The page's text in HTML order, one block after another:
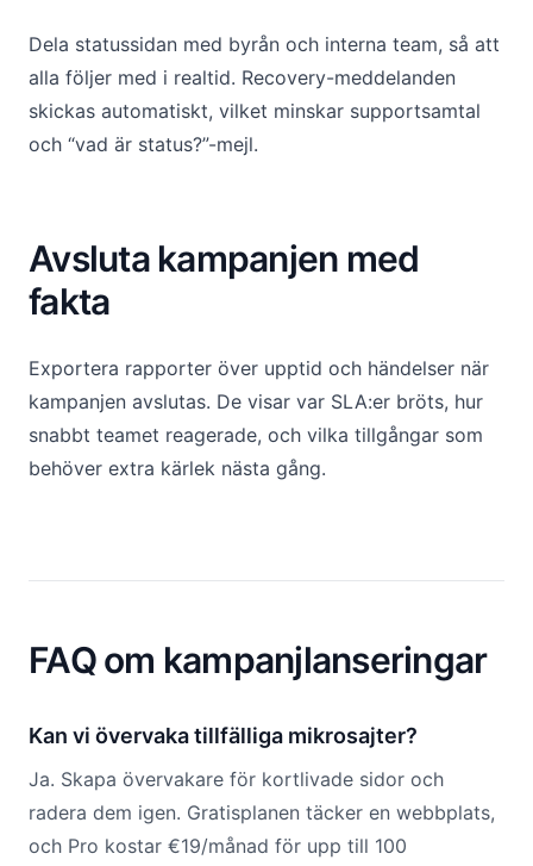
Dela statussidan med byrån och interna team, så att
alla följer med i realtid. Recovery-meddelanden
skickas automatiskt, vilket minskar supportsamtal
och “vad är status?”-mejl.
Avsluta kampanjen med
fakta
Exportera rapporter över upptid och händelser när
kampanjen avslutas. De visar var SLA:er bröts, hur
snabbt teamet reagerade, och vilka tillgångar som
behöver extra kärlek nästa gång.
FAQ om kampanjlanseringar
Kan vi övervaka tillfälliga mikrosajter?
Ja. Skapa övervakare för kortlivade sidor och
radera dem igen. Gratisplanen täcker en webbplats,
och Pro kostar €19/månad för upp till 100